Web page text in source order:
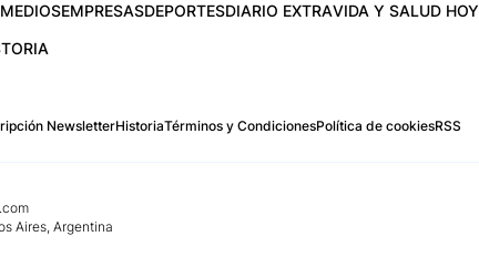
MEDIOSEMPRESASDEPORTESDIARIO EXTRAVIDA Y SALUD HOY
NewsletterHistoriaTérminos y CondicionesPolítica de cookiesRSS
Aires, Argentina